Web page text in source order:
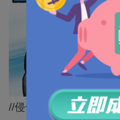
//侵侵係笨蛋定壞蛋？